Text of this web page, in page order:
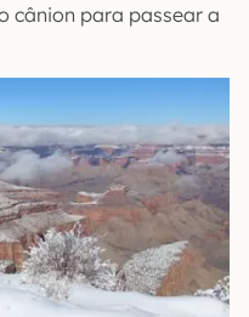
cânion para passear a